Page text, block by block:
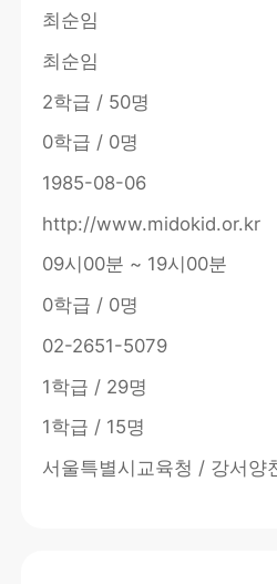
최순임
최순임
2학급 / 50명
0학급 / 0명
1985-08-06
http://www.midokid.or.kr
09시00분 ~ 19시00분
0학급 / 0명
02-2651-5079
1학급 / 29명
1학급 / 15명
서울특별시교육청 / 강서양